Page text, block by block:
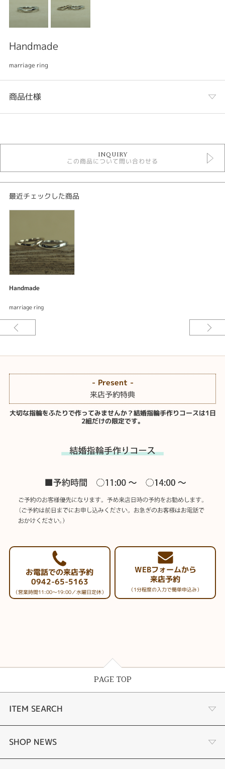
Handmade
marriage ring
商品仕様
手作り結婚指輪
メンズ
結婚指輪手作りコース
ブライダル 結婚指輪
結婚指輪
ベースデザイン：手作り カドマル
素材：プラチナ900
加工：鏡面仕上げ カーブ加工
結婚指輪
ベースデザイン：手作り カドマル
作ったその日に着けれる〈手作り結婚指輪コース〉はおふたりでプラチナ素
材を切って、曲げて、溶かして、仕上げて、作っていただきます。
優しい弧を描くカーブラインはおふたりで加工していただいています。カー
指輪が完成しました。[久留米市]
INQUIRY
この商品について問い合わせる
最近チェックした商品
Handmade
marriage ring
- Present -
来店予約特典
大切な指輪をふたりで作ってみませんか？結婚指輪手作りコースは1日
2組だけの限定です。
お電話での来店予約
0942-65-5163
（営業時間11:00～19:00／水曜日定休）
WEBフォームから
来店予約
（1分程度の入力で簡単申込み）
PAGE TOP
ITEM SEARCH
婚約指輪
SHOP NEWS